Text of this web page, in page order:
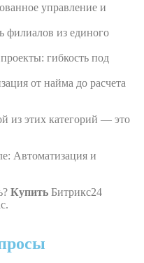
управление и
филиалов из единого
гибкость под
от найма до расчета
из этих категорий — это
Автоматизация и
Купить Битрикс24